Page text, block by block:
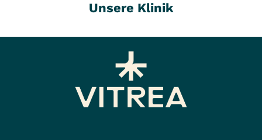
Unsere Klinik